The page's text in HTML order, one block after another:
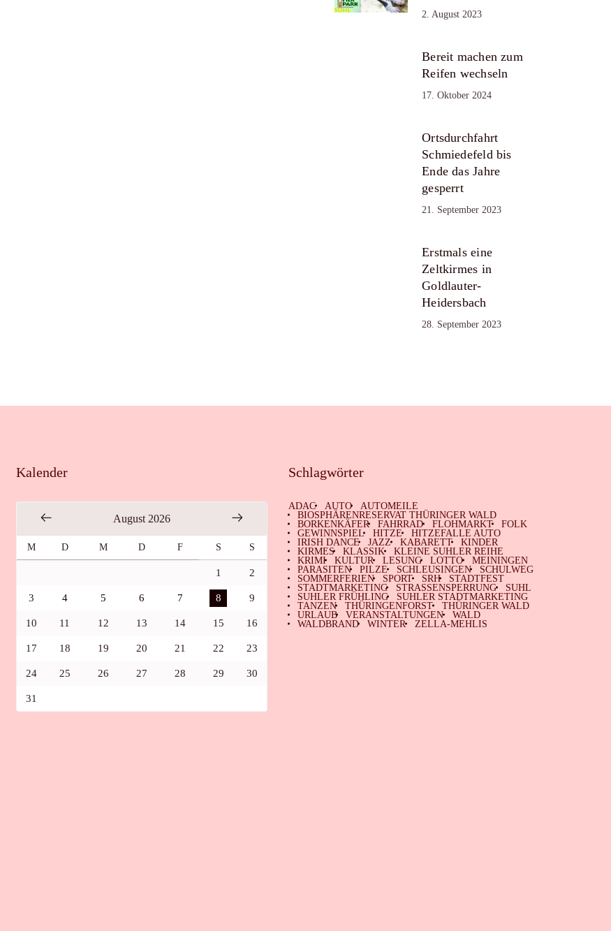
2. August 2023
Bereit machen zum
Reifen wechseln
17. Oktober 2024
Ortsdurchfahrt
Schmiedefeld bis
Ende das Jahre
gesperrt
21. September 2023
Erstmals eine
Zeltkirmes in
Goldlauter-
Heidersbach
28. September 2023
Kalender
August 2026
M D M D F S S
1 2
3 4 5 6 7 8 9
10 11 12 13 14 15 16
17 18 19 20 21 22 23
24 25 26 27 28 29 30
31
Schlagwörter
ADAC AUTO
AUTOMEILE
BIOSPHÄRENRESERVAT THÜRINGER WALD
BORKENKÄFER
FAHRRAD FLOHMARKT
FOLK
GEWINNSPIEL
HITZE
HITZEFALLE AUTO
IRISH DANCE
JAZZ KABARETT
KINDER
KIRMES
KLASSIK
KLEINE SUHLER REIHE
KRIMI
KULTUR LESUNG LOTTO
MEININGEN
PARASITEN
PILZE SCHLEUSINGEN
SCHULWEG
SOMMERFERIEN
SPORT SRH
STADTFEST
STADTMARKETING
STRASSENSPERRUNG
SUHL
SUHLER FRÜHLING
SUHLER STADTMARKETING
TANZEN
THÜRINGENFORST
THÜRINGER WALD
URLAUB
VERANSTALTUNGEN
WALD
WALDBRAND
WINTER ZELLA-MEHLIS